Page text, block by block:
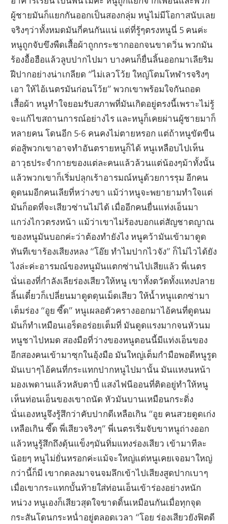
ผู้ชายมันก็แยกกันออกเป็นสองกลุ่ม หนูไม่มีโอกาสนับเลย
จริงๆว่าทั้งหมดมันกี่คนกันแน่ แต่ที่รู้ๆตรงหนูนี่ 5 คนค่ะ
หนูถูกจับขึงพืดเสื้อผ้าถูกกระชากออกจนขาดวิ่น พวกมัน
ร้องอื้อฮือแล้วลูบปากไปมา บางคนก็ยื่นลิ้นออกมาเลียริม
ฝีปากอย่างน่าเกลียด “ไม่เลวโว้ย ใหญ่โตมโหฬารจริงๆ
เอา ให้ไอ้เนตรมันก่อนโว้ย” พวกเขาพร้อมใจกันถอด
เสื้อผ้า หนูทำใจยอมรับสภาพที่มันเกิดอยู่ตรงนี้เพราะไม่รู้
จะแก้ไขสถานการณ์อย่างไร และหนูก็เคยผ่านผู้ชายมาก็
หลายคน โดนอีก 5-6 คนคงไม่ตายหรอก แต่ถ้าหนูขัดขืน
ต่อสู้พวกเขาอาจทำอันตรายหนูก็ได้ หนูเหลือบไปเห็น
อาวุธประจำกายของแต่ละคนแล้วล้วนแต่น้องๆม้าทั้งนั้น
แล้วพวกเขาก็เริ่มปลุกเร้าอารมณ์หนูด้วยการรุม อีกคน
ดูดนมอีกคนเลียที่หว่างขา แม้ว่าหนูจะพยายามทำใจแต่
มันก็อดที่จะเสียวซ่านไม่ได้ เมื่ออีกคนยื่นแท่งเอ็นมา
แกว่งไกวตรงหน้า แม้ว่าเขาไม่ร้องบอกแต่สัญชาตญาณ
ของหนูมันบอกค่ะว่าต้องทำยังไง หนูคว้ามันเข้ามาดูด
ทันทีเขาร้องเสียงหลง “โอ๊ย ทำไมปากไวจัง” ก็ไม่ไวได้ยัง
ไงล่ะค่ะอารมณ์ของหนูมันแตกซ่านไปเสียแล้ว พี่เนตร
นั่นเองที่กำลังเลียร่องเสียวให้หนู เขาทั้งตวัดทั้งแทงปลาย
ลิ้นเดี๋ยวก็เปลี่ยนมาดูดดุนเม็ดเสียว ให้น้ำหนูแตกซ่ามา
เต็มร่อง “อูย ซี๊ด” หนูเผลอตัวครางออกมาไอ้คนที่ดูดนม
มันก็ทำเหมือนเอร็ดอร่อยเต็มที่ มันดูดแรงมากจนหัวนม
หนูชาไปหมด สองมือที่ว่างของหนูตอนนี้มีแท่งเอ็นของ
อีกสองคนเข้ามาซุกในอุ้งมือ มันใหญ่เต็มกำมือพอดีหนูรูด
มันเบาๆไอ้คนที่กระแทกปากหนูไปมานั้น มันแหงนหน้า
มองเพดานแล้วหลับตาปี๋ แสงไฟนีออนที่ติดอยู่ทำให้หนู
เห็นท่อนเอ็นของเขาถนัด หัวมันบานเหมือนกระดิ่ง
นั่นเองหนูจึงรู้สึกว่าคับปากดีเหลือเกิน “อูย คนสวยดูดเก่ง
เหลือเกิน ซี๊ด พี่เสียวจริงๆ” พี่เนตรเริ่มจับขาหนูถ่างออก
แล้วหนูรู้สึกถึงดุ้นแข็งๆมันทิ่มแทงร่องเสียว เข้ามาทีละ
น้อยๆ หนูไม่ยั่นหรอกค่ะแม้จะใหญ่แต่หนูเคยเจอมาใหญ่
กว่านี้ก็มี เขากดลงมาจนจมลึกเข้าไปเสียงสูดปากเบาๆ
เมื่อเขากระแทกบั้นท้ายใส่ท่อนเอ็นเข้าร่องอย่างหนัก
หน่วง หนูเองก็เสียวสุดใจขาดดิ้นเหมือนกันเมื่อทุกจุด
กระสันโดนกระหน่ำอยู่ตลอดเวลา “โอย ร่องเสียวยังฟิตดี